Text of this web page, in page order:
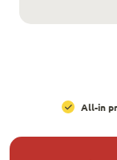
All-in